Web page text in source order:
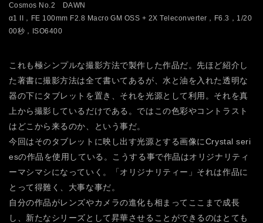
Cosmos No.2 DAWN
α1 II，FE 100mm F2.8 Macro GM OSS + 2X Teleconverter，F6.3，1/20
00秒，ISO6400
これも極シンプルな撮影方法で製作した作品だ。先ほど紹介し
た著書に撮影方法は全て書いてあるが、水と油を入れた透明な
器の下にタブレットを置き、それを光源として利用。それを真
上から撮影しているだけである。ではこの色彩やコントラスト
はどこから来るのか、という事だ。
今回はそのタブレットに映し出す光源とする画像にCrystal seri
esの作品を使用している。こうする事で作品はオリジナリティ
ーマシマシになっていく。「オリジナリティー」それは作品に
とって得難く、大事な事だ。
自分の作品がレンズやカメラの進化も相まってここまで成長
し、新たなシリーズとして昇華させることができるのはとても